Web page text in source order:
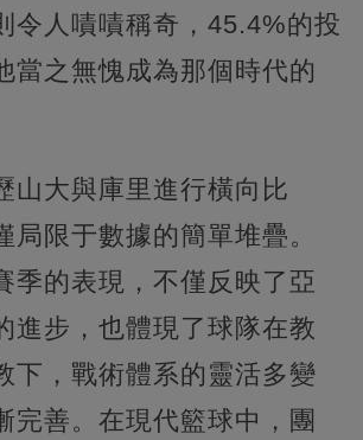
令人嘖嘖稱奇，45.4%的投
當之無愧成為那個時代的
山大與庫里進行橫向比
局限于數據的簡單堆疊。
季的表現，不僅反映了亞
進步，也體現了球隊在教
下，戰術體系的靈活多變
完善。在現代籃球中，團